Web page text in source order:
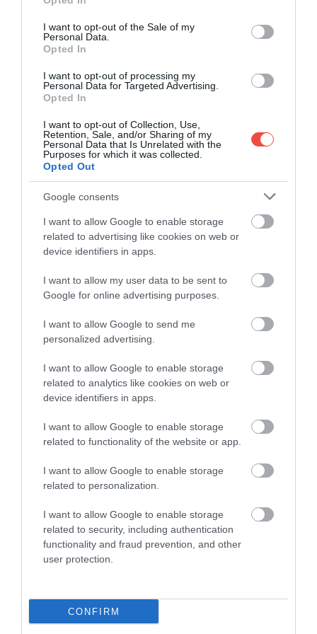
use your data for below specified purposes in below Google
consent section.
I want to opt-out of the Sale of my
Personal Data.
Opted In
I want to opt-out of processing my
Personal Data for Targeted Advertising.
Opted In
I want to opt-out of Collection, Use,
Retention, Sale, and/or Sharing of my
Personal Data that Is Unrelated with the
Purposes for which it was collected.
Opted Out
Google consents
I want to allow Google to enable storage
related to advertising like cookies on web or
device identifiers in apps.
I want to allow my user data to be sent to
Google for online advertising purposes.
I want to allow Google to send me
personalized advertising.
I want to allow Google to enable storage
related to analytics like cookies on web or
device identifiers in apps.
I want to allow Google to enable storage
related to functionality of the website or app.
I want to allow Google to enable storage
related to personalization.
I want to allow Google to enable storage
related to security, including authentication
functionality and fraud prevention, and other
user protection.
CONFIRM
Aproape 5 milioane de locuri vor fi alocate